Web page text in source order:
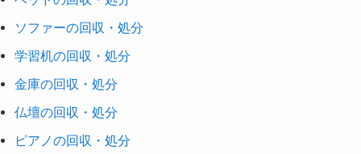
ソファーの回収・処分
学習机の回収・処分
金庫の回収・処分
仏壇の回収・処分
ピアノの回収・処分